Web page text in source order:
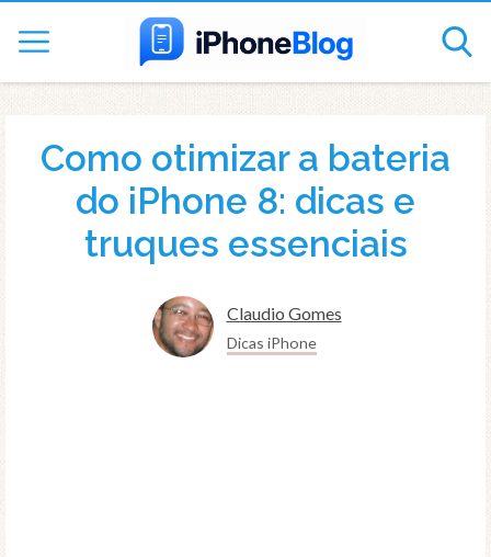
Como otimizar a bateria
do iPhone 8: dicas e
truques essenciais
Claudio Gomes
Dicas iPhone